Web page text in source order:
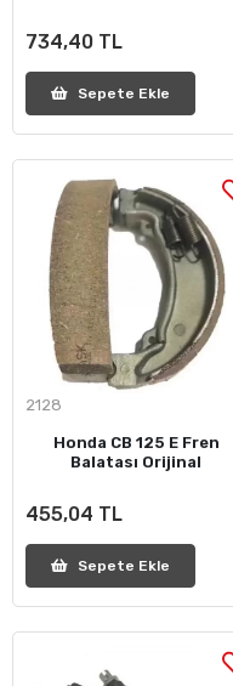
734,40 TL
Sepete Ekle
2128
Honda CB 125 E Fren
Balatası Orijinal
455,04 TL
Sepete Ekle